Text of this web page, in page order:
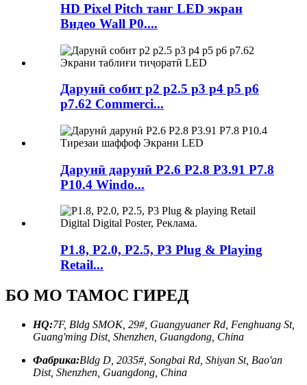
HD Pixel Pitch танг LED экран
Видео Wall P0....
Дарунӣ собит p2 p2.5 p3 p4 p5 p6
p7.62 Commerci...
Дарунӣ дарунӣ P2.6 P2.8 P3.91 P7.8
P10.4 Windo...
P1.8, P2.0, P2.5, P3 Plug & Playing
Retail...
БО МО ТАМОС ГИРЕД
HQ:7F, Bldg SMOK, 29#, Guangyuaner Rd, Fenghuang St,
Guang'ming Dist, Shenzhen, Guangdong, China
Фабрика:Bldg D, 2035#, Songbai Rd, Shiyan St, Bao'an
Dist, Shenzhen, Guangdong, China